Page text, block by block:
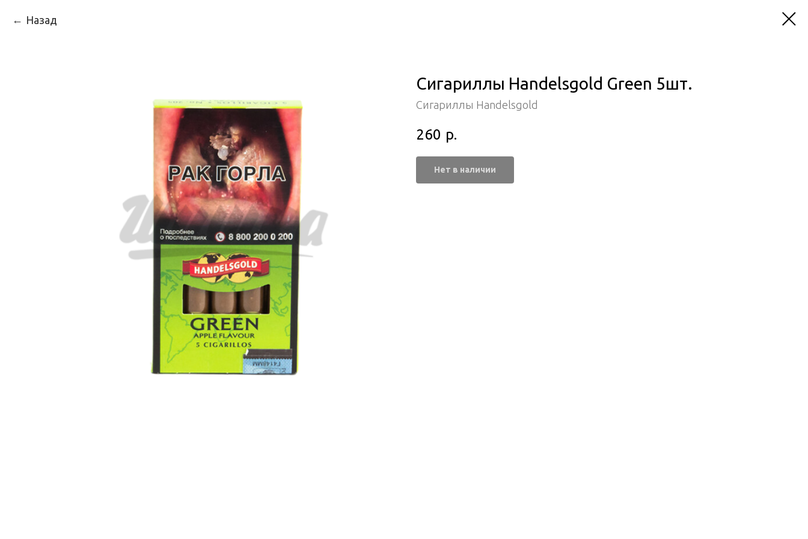
Назад
Сигариллы Handelsgold Green 5шт.
Сигариллы Handelsgold
260 р.
Нет в наличии